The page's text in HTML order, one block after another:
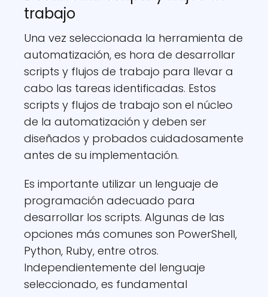
trabajo
Una vez seleccionada la herramienta de
automatización, es hora de desarrollar
scripts y flujos de trabajo para llevar a
cabo las tareas identificadas. Estos
scripts y flujos de trabajo son el núcleo
de la automatización y deben ser
diseñados y probados cuidadosamente
antes de su implementación.
Es importante utilizar un lenguaje de
programación adecuado para
desarrollar los scripts. Algunas de las
opciones más comunes son PowerShell,
Python, Ruby, entre otros.
Independientemente del lenguaje
seleccionado, es fundamental